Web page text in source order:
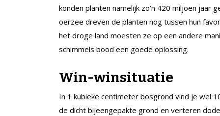
konden planten namelijk zo’n 420 miljoen jaar
oerzee dreven de planten nog tussen hun
het droge land moesten ze op een andere
schimmels bood een goede oplossing.
Win-winsituatie
In 1 kubieke centimeter bosgrond vind je wel
de dicht bijeengepakte grond en verteren